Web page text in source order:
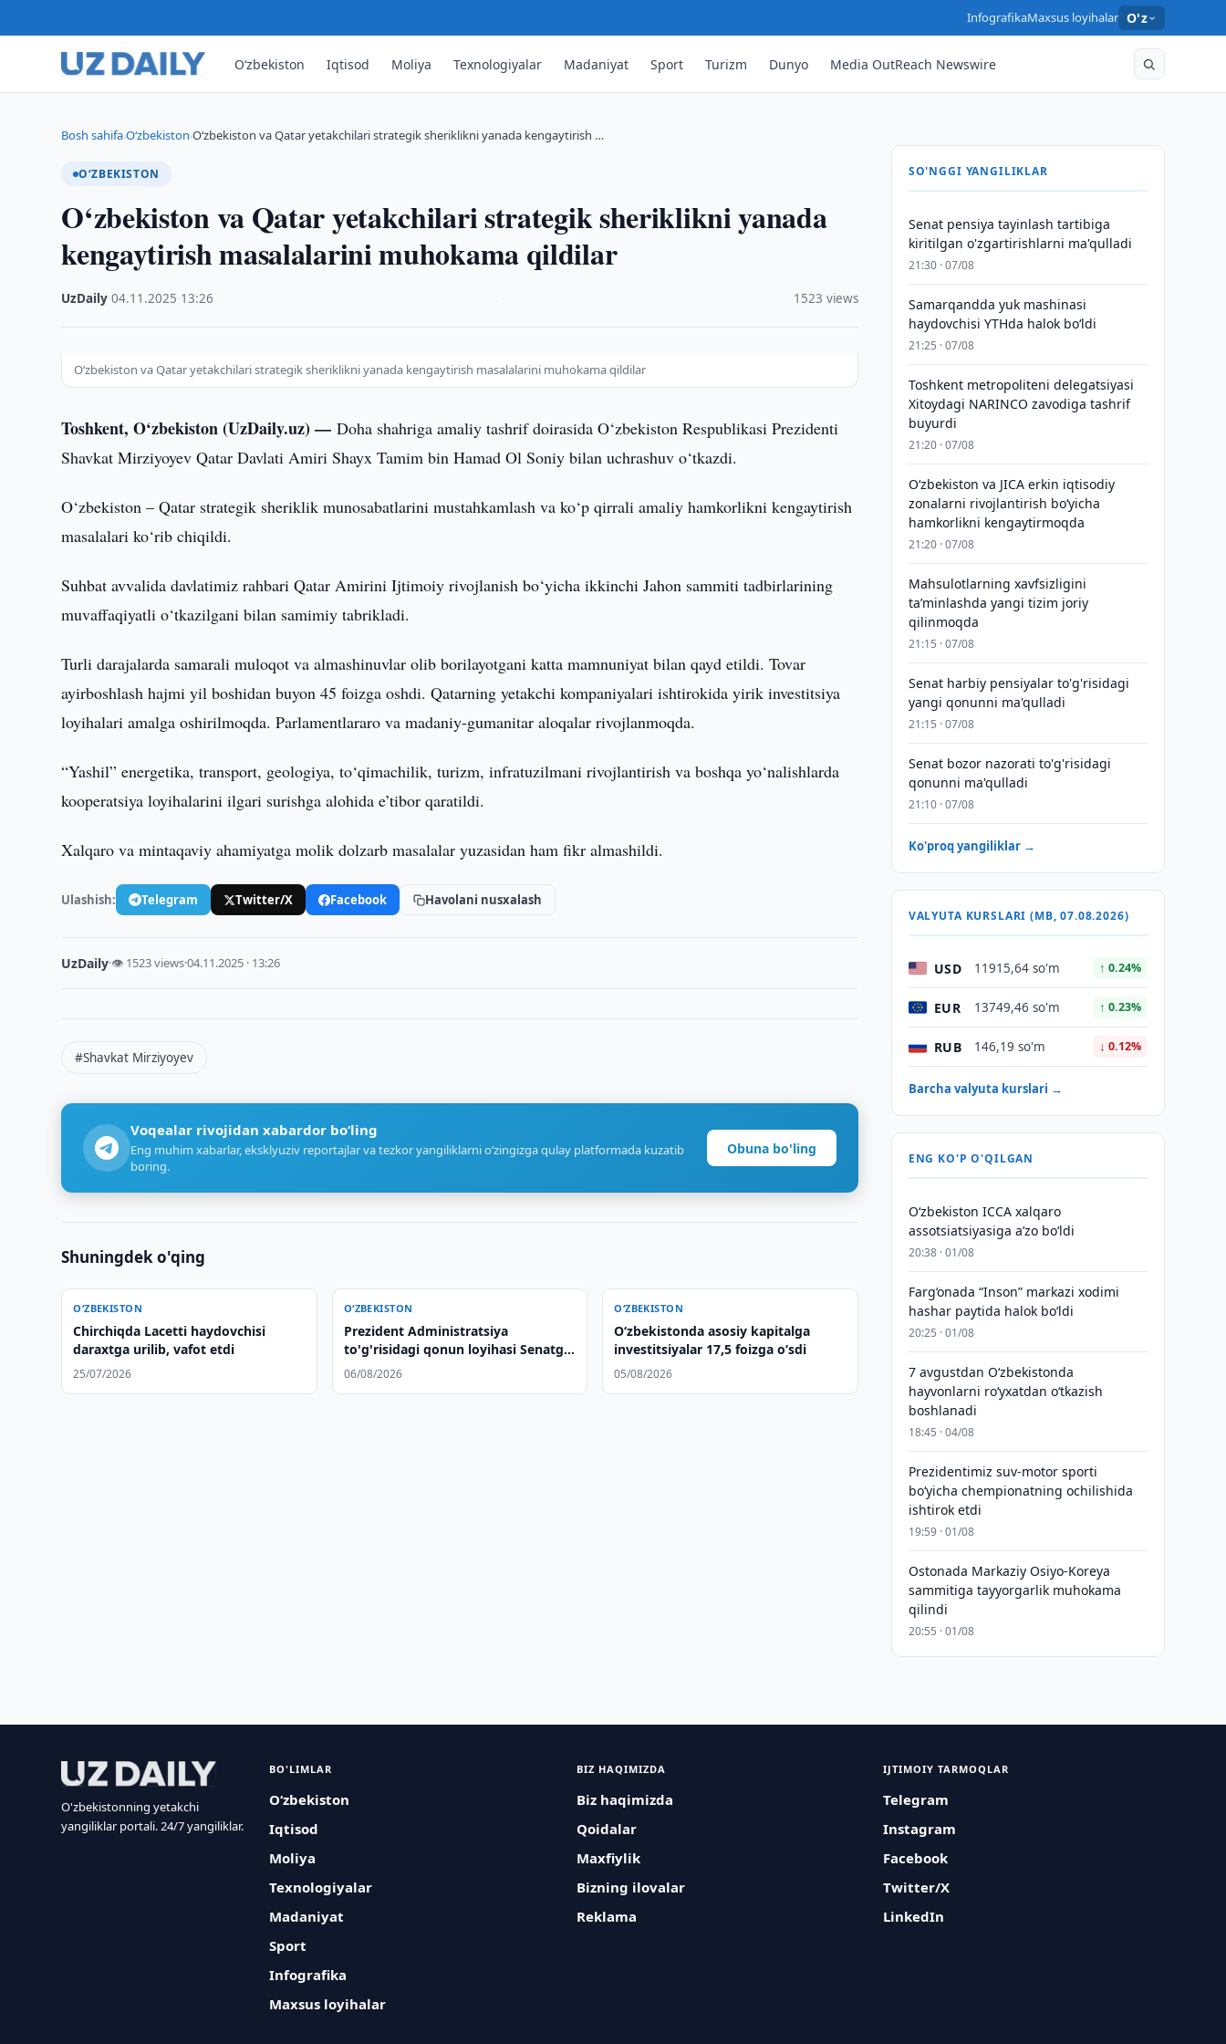
InfografikaMaxsus loyihalar O'z
O‘zbekiston Iqtisod Moliya Texnologiyalar Madaniyat Sport Turizm Dunyo Media OutReach Newswire
Bosh sahifa›O‘zbekiston›O‘zbekiston va Qatar yetakchilari strategik sheriklikni yanada kengaytirish …
O‘ZBEKISTON
O‘zbekiston va Qatar yetakchilari strategik sheriklikni yanada
kengaytirish masalalarini muhokama qildilar
UzDaily ·04.11.2025 13:26 1523 views
O‘zbekiston va Qatar yetakchilari strategik sheriklikni yanada kengaytirish masalalarini muhokama qildilar
Toshkent, O‘zbekiston (UzDaily.uz) —Doha shahriga amaliy tashrif doirasida O‘zbekiston Respublikasi Prezidenti
Shavkat Mirziyoyev Qatar Davlati Amiri Shayx Tamim bin Hamad Ol Soniy bilan uchrashuv o‘tkazdi.
O‘zbekiston – Qatar strategik sheriklik munosabatlarini mustahkamlash va ko‘p qirrali amaliy hamkorlikni kengaytirish
masalalari ko‘rib chiqildi.
Suhbat avvalida davlatimiz rahbari Qatar Amirini Ijtimoiy rivojlanish bo‘yicha ikkinchi Jahon sammiti tadbirlarining
muvaffaqiyatli o‘tkazilgani bilan samimiy tabrikladi.
Turli darajalarda samarali muloqot va almashinuvlar olib borilayotgani katta mamnuniyat bilan qayd etildi. Tovar
ayirboshlash hajmi yil boshidan buyon 45 foizga oshdi. Qatarning yetakchi kompaniyalari ishtirokida yirik investitsiya
loyihalari amalga oshirilmoqda. Parlamentlararo va madaniy-gumanitar aloqalar rivojlanmoqda.
“Yashil” energetika, transport, geologiya, to‘qimachilik, turizm, infratuzilmani rivojlantirish va boshqa yo‘nalishlarda
kooperatsiya loyihalarini ilgari surishga alohida e’tibor qaratildi.
Xalqaro va mintaqaviy ahamiyatga molik dolzarb masalalar yuzasidan ham fikr almashildi.
Ulashish: Telegram Twitter/X Facebook Havolani nusxalash
UzDaily·👁 1523 views·04.11.2025 · 13:26
#Shavkat Mirziyoyev
Voqealar rivojidan xabardor bo‘ling
Eng muhim xabarlar, eksklyuziv reportajlar va tezkor yangiliklarni o‘zingizga qulay platformada kuzatib
boring.
Obuna bo'ling
Shuningdek o'qing
O‘ZBEKISTON
Chirchiqda Lacetti haydovchisi
daraxtga urilib, vafot etdi
25/07/2026
O‘ZBEKISTON
Prezident Administratsiya
to'g'risidagi qonun loyihasi Senatga
yuborildi
06/08/2026
O‘ZBEKISTON
O‘zbekistonda asosiy kapitalga
investitsiyalar 17,5 foizga o‘sdi
05/08/2026
SO'NGGI YANGILIKLAR
Senat pensiya tayinlash tartibiga
kiritilgan o'zgartirishlarni ma'qulladi
21:30 · 07/08
Samarqandda yuk mashinasi
haydovchisi YTHda halok bo‘ldi
21:25 · 07/08
Toshkent metropoliteni delegatsiyasi
Xitoydagi NARINCO zavodiga tashrif
buyurdi
21:20 · 07/08
Oʻzbekiston va JICA erkin iqtisodiy
zonalarni rivojlantirish boʻyicha
hamkorlikni kengaytirmoqda
21:20 · 07/08
Mahsulotlarning xavfsizligini
taʼminlashda yangi tizim joriy
qilinmoqda
21:15 · 07/08
Senat harbiy pensiyalar to'g'risidagi
yangi qonunni ma'qulladi
21:15 · 07/08
Senat bozor nazorati to'g'risidagi
qonunni ma'qulladi
21:10 · 07/08
Ko'proq yangiliklar →
VALYUTA KURSLARI (MB, 07.08.2026)
USD 11915,64 so'm ↑ 0.24%
EUR 13749,46 so'm ↑ 0.23%
RUB 146,19 so'm ↓ 0.12%
Barcha valyuta kurslari →
ENG KO'P O'QILGAN
O‘zbekiston ICCA xalqaro
assotsiatsiyasiga aʼzo bo‘ldi
20:38 · 01/08
Farg‘onada “Inson” markazi xodimi
hashar paytida halok bo‘ldi
20:25 · 01/08
7 avgustdan O‘zbekistonda
hayvonlarni ro‘yxatdan o‘tkazish
boshlanadi
18:45 · 04/08
Prezidentimiz suv-motor sporti
bo‘yicha chempionatning ochilishida
ishtirok etdi
19:59 · 01/08
Ostonada Markaziy Osiyo-Koreya
sammitiga tayyorgarlik muhokama
qilindi
20:55 · 01/08
O'zbekistonning yetakchi
yangiliklar portali. 24/7 yangiliklar.
BO'LIMLAR
O‘zbekiston
Iqtisod
Moliya
Texnologiyalar
Madaniyat
Sport
Infografika
Maxsus loyihalar
BIZ HAQIMIZDA
Biz haqimizda
Qoidalar
Maxfiylik
Bizning ilovalar
Reklama
IJTIMOIY TARMOQLAR
Telegram
Instagram
Facebook
Twitter/X
LinkedIn